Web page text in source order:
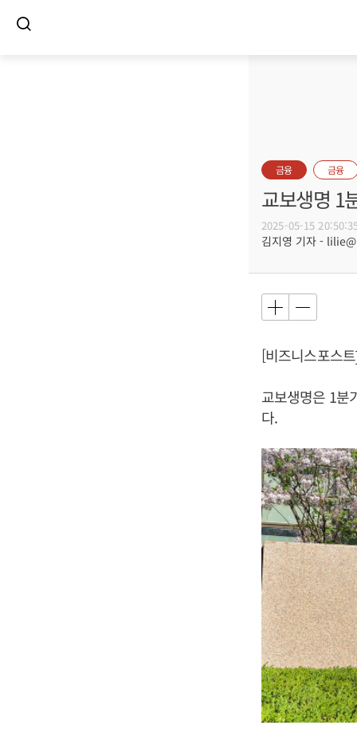
금융 금융
교보생명 1
2025-05-15
김지영 기자 -
[비즈니스포스
교보생명은 1분
다.